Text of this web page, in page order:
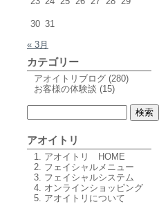
30 31
« 3月
カテゴリー
アオイトリブログ (280)
お客様の体験談 (15)
アオイトリ
1. アオイトリ HOME
2. フェイシャルメニュー
3. フェイシャルシステム
4. オンラインショッピング
5. アオイトリについて